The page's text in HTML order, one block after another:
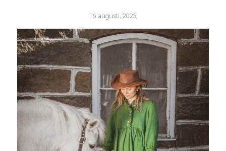
16 augusti, 2023